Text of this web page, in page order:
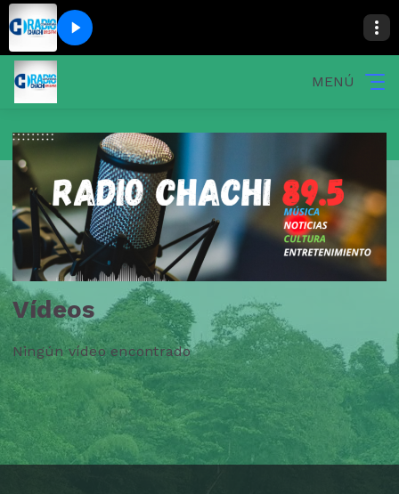
MENÚ
Vídeos
Ningún vídeo encontrado